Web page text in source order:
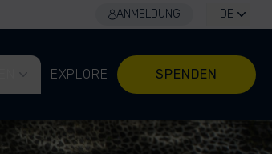
ANMELDUNG DE
EXPLORE SPENDEN